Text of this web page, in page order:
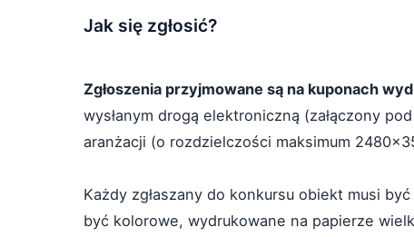
Jak się zgłosić?
Zgłoszenia przyjmowane są na kuponach
wysłanym drogą elektroniczną (załączony
aranżacji (o rozdzielczości maksimum
Każdy zgłaszany do konkursu obiekt musi
być kolorowe, wydrukowane na papierze